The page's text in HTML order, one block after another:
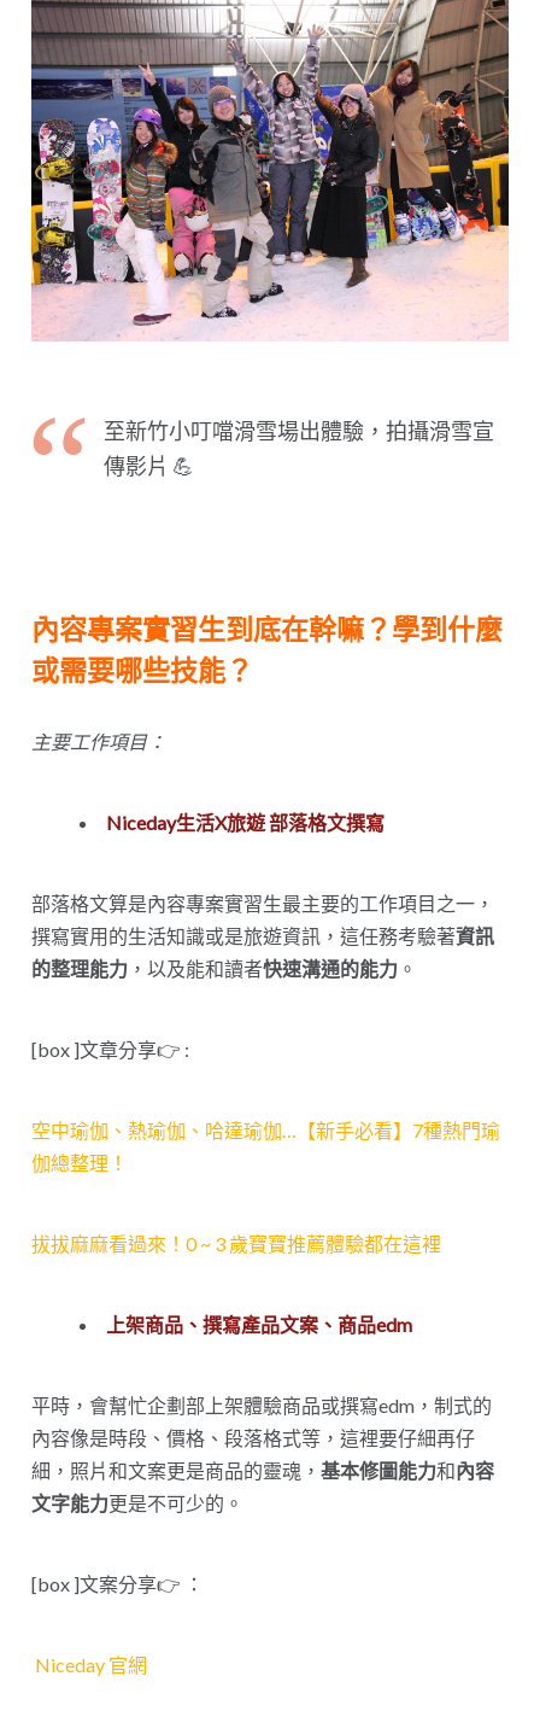
至新竹小叮噹滑雪場出體驗，拍攝滑雪宣
傳影片 💪
內容專案實習生到底在幹嘛？學到什麼
或需要哪些技能？
主要工作項目：
Niceday生活X旅遊 部落格文撰寫
部落格文算是內容專案實習生最主要的工作項目之一，
撰寫實用的生活知識或是旅遊資訊，這任務考驗著資訊
的整理能力 ，以及能和讀者快速溝通的能力 。
[box ]文章分享👉 :
空中瑜伽、熱瑜伽、哈達瑜伽…【新手必看】7種熱門瑜
伽總整理！
拔拔麻麻看過來！0 ~ 3 歲寶寶推薦體驗都在這裡
上架商品、撰寫產品文案、商品edm
平時，會幫忙企劃部上架體驗商品或撰寫edm，制式的
內容像是時段、價格、段落格式等，這裡要仔細再仔
細，照片和文案更是商品的靈魂，基本修圖能力和內容
文字能力更是不可少的。
[box ]文案分享👉 ：
Niceday 官網